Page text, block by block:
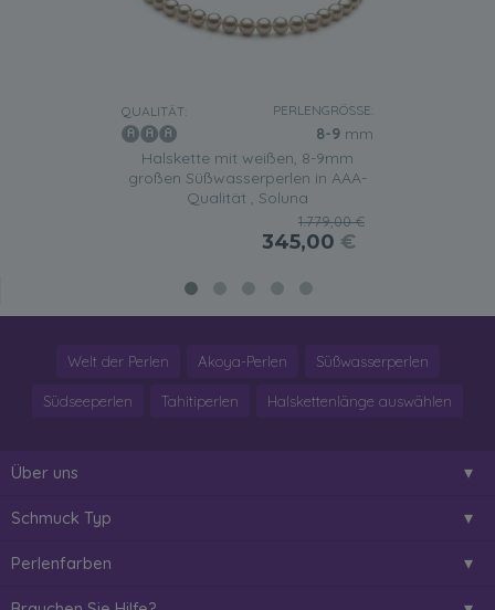
QUALITÄT: PERLENGRÖSSE:
8-9 mm
Halskette mit weißen, 8-9mm
großen Süßwasserperlen in AAA-
Qualität , Soluna
1.779,00 €
345,00 €
Welt der Perlen Akoya-Perlen Süßwasserperlen
Südseeperlen Tahitiperlen Halskettenlänge auswählen
Über uns
Schmuck Typ
Perlenfarben